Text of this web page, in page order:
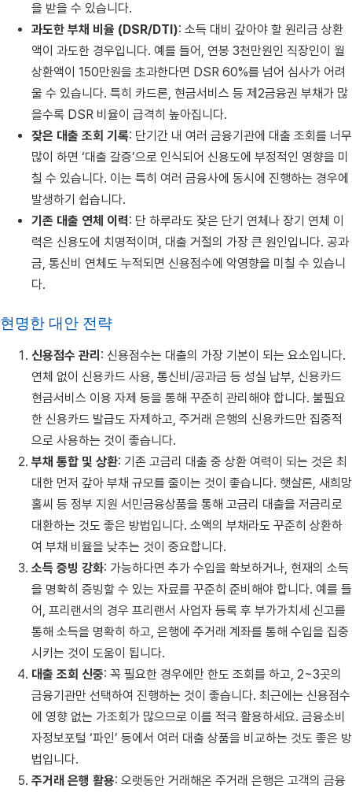
을 받을 수 있습니다.
과도한 부채 비율 (DSR/DTI): 소득 대비 갚아야 할 원리금 상환
액이 과도한 경우입니다. 예를 들어, 연봉 3천만원인 직장인이 월
상환액이 150만원을 초과한다면 DSR 60%를 넘어 심사가 어려
울 수 있습니다. 특히 카드론, 현금서비스 등 제2금융권 부채가 많
을수록 DSR 비율이 급격히 높아집니다.
잦은 대출 조회 기록: 단기간 내 여러 금융기관에 대출 조회를 너무
많이 하면 ‘대출 갈증’으로 인식되어 신용도에 부정적인 영향을 미
칠 수 있습니다. 이는 특히 여러 금융사에 동시에 진행하는 경우에
발생하기 쉽습니다.
기존 대출 연체 이력: 단 하루라도 잦은 단기 연체나 장기 연체 이
력은 신용도에 치명적이며, 대출 거절의 가장 큰 원인입니다. 공과
금, 통신비 연체도 누적되면 신용점수에 악영향을 미칠 수 있습니
다.
현명한 대안 전략
신용점수 관리 : 신용점수는 대출의 가장 기본이 되는 요소입니다.
연체 없이 신용카드 사용, 통신비/공과금 등 성실 납부, 신용카드
현금서비스 이용 자제 등을 통해 꾸준히 관리해야 합니다. 불필요
한 신용카드 발급도 자제하고, 주거래 은행의 신용카드만 집중적
으로 사용하는 것이 좋습니다.
부채 통합 및 상환: 기존 고금리 대출 중 상환 여력이 되는 것은 최
대한 먼저 갚아 부채 규모를 줄이는 것이 좋습니다. 햇살론, 새희망
홀씨 등 정부 지원 서민금융상품을 통해 고금리 대출을 저금리로
대환하는 것도 좋은 방법입니다. 소액의 부채라도 꾸준히 상환하
여 부채 비율을 낮추는 것이 중요합니다.
소득 증빙 강화: 가능하다면 추가 수입을 확보하거나, 현재의 소득
을 명확히 증빙할 수 있는 자료를 꾸준히 준비해야 합니다. 예를 들
어, 프리랜서의 경우 프리랜서 사업자 등록 후 부가가치세 신고를
통해 소득을 명확히 하고, 은행에 주거래 계좌를 통해 수입을 집중
시키는 것이 도움이 됩니다.
대출 조회 신중: 꼭 필요한 경우에만 한도 조회를 하고, 2~3곳의
금융기관만 선택하여 진행하는 것이 좋습니다. 최근에는 신용점수
에 영향 없는 가조회가 많으므로 이를 적극 활용하세요. 금융소비
자정보포털 ‘파인’ 등에서 여러 대출 상품을 비교하는 것도 좋은 방
법입니다.
주거래 은행 활용: 오랫동안 거래해온 주거래 은행은 고객의 금융